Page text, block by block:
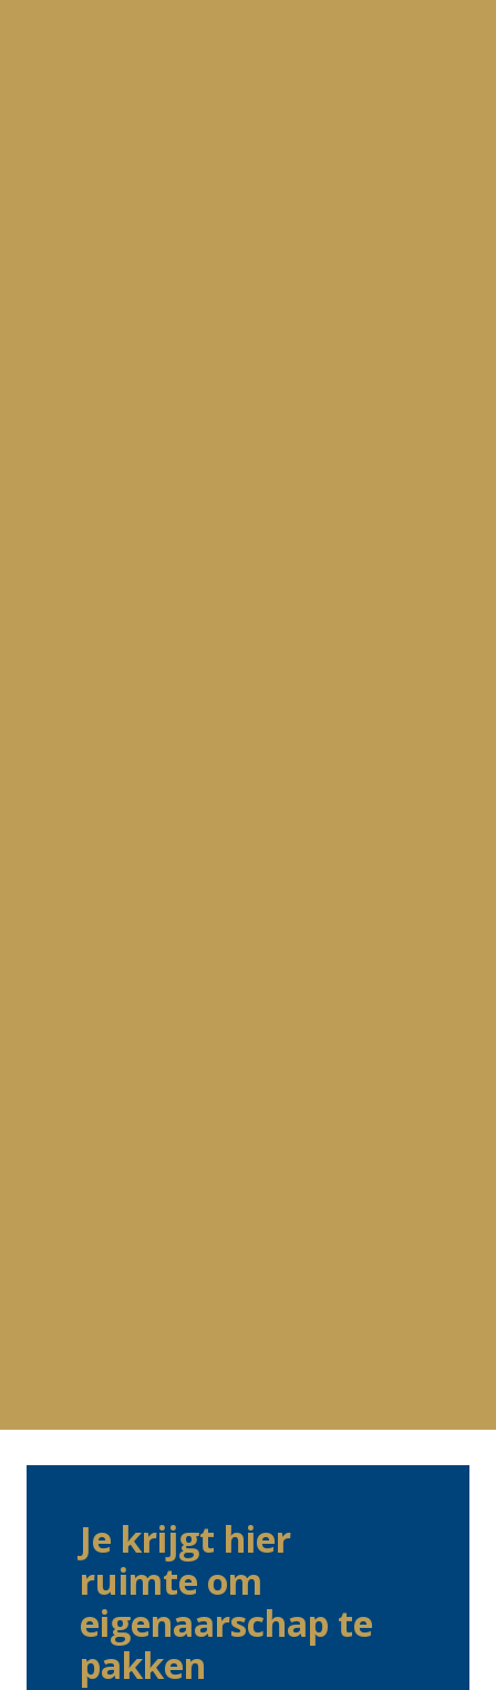
Je krijgt hier
ruimte om
eigenaarschap te
pakken